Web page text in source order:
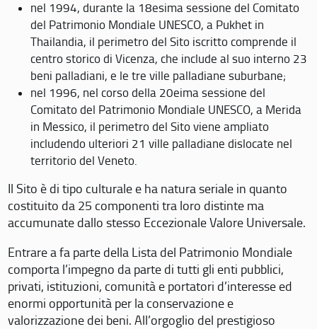
nel 1994, durante la 18esima sessione del Comitato
del Patrimonio Mondiale UNESCO, a Pukhet in
Thailandia, il perimetro del Sito iscritto comprende il
centro storico di Vicenza, che include al suo interno 23
beni palladiani, e le tre ville palladiane suburbane;
nel 1996, nel corso della 20eima sessione del
Comitato del Patrimonio Mondiale UNESCO, a Merida
in Messico, il perimetro del Sito viene ampliato
includendo ulteriori 21 ville palladiane dislocate nel
territorio del Veneto.
Il Sito è di tipo culturale e ha natura seriale in quanto
costituito da 25 componenti tra loro distinte ma
accumunate dallo stesso Eccezionale Valore Universale.
Entrare a fa parte della Lista del Patrimonio Mondiale
comporta l’impegno da parte di tutti gli enti pubblici,
privati, istituzioni, comunità e portatori d’interesse ed
enormi opportunità per la conservazione e
valorizzazione dei beni. All’orgoglio del prestigioso